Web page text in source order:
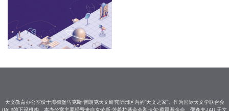
天文教育办公室设于海德堡马克斯·普朗克天文研究所园区内的“天文之家”。作为国际天文学联合会
(IAU)的下设机构，本办公室主要经费来自克劳斯·茨希拉基金会和卡尔·蔡司基金会。邵逸夫-IAU 天文